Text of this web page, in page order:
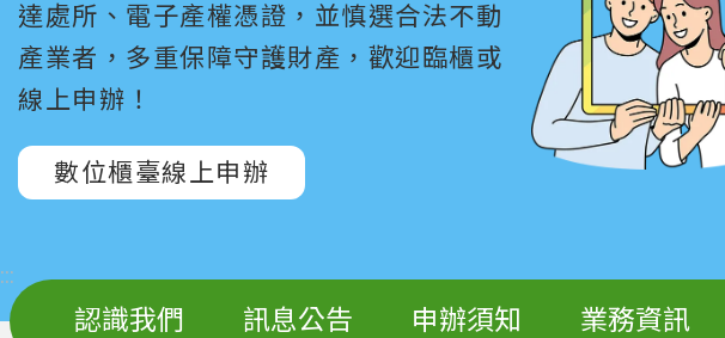
達處所、電子產權憑證，並慎選合法不動
產業者，多重保障守護財產，歡迎臨櫃或
線上申辦！
數位櫃臺線上申辦
:::
認識我們 訊息公告 申辦須知 業務資訊